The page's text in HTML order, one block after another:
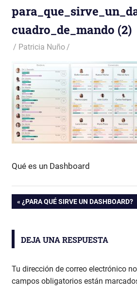
cuadro_de_mando (2)
Patricia Nuño
Qué es un Dashboard
de
ENTRADA
¿PARA QUÉ SIRVE UN DASHBOARD?
DEJA UNA RESPUESTA
Tu dirección de correo electrónico
campos obligatorios están